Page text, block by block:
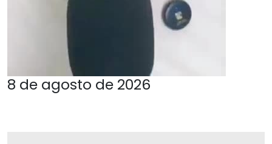
8 de agosto de 2026